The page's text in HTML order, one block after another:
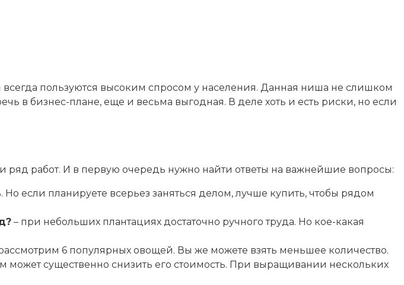
пользуются высоким спросом у населения. Данная ниша не слишком
в бизнес-плане, еще и весьма выгодная. В деле хоть и есть риски, но если
работ. И в первую очередь нужно найти ответы на важнейшие вопросы:
если планируете всерьез заняться делом, лучше купить, чтобы рядом
– при небольших плантациях достаточно ручного труда. Но кое-какая
6 популярных овощей. Вы же можете взять меньшее количество.
существенно снизить его стоимость. При выращивании нескольких